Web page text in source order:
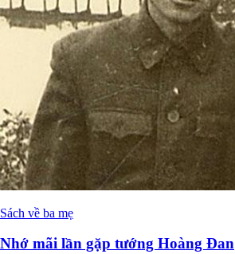
Sách về ba mẹ
Nhớ mãi lần gặp tướng Hoàng Đan